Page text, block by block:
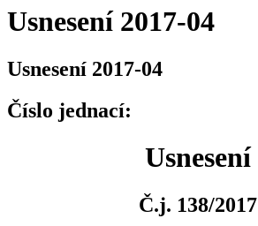
Usnesení 2017-04
Usnesení 2017-04
Číslo jednací:
Usnesení
Č.j. 138/2017